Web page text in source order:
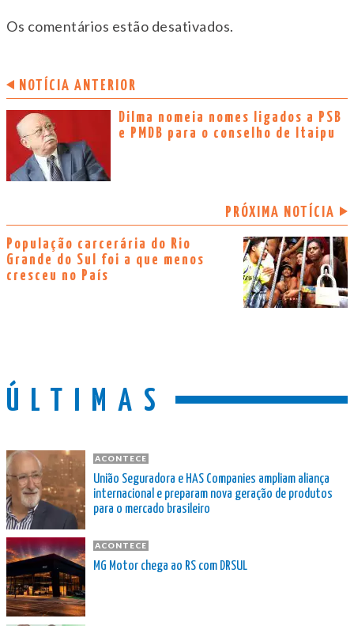
Os comentários estão desativados.
NOTÍCIA ANTERIOR
Dilma nomeia nomes ligados a PSB
e PMDB para o conselho de Itaipu
PRÓXIMA NOTÍCIA
População carcerária do Rio
Grande do Sul foi a que menos
cresceu no País
ÚLTIMAS
ACONTECE
União Seguradora e HAS Companies ampliam aliança
internacional e preparam nova geração de produtos
para o mercado brasileiro
ACONTECE
MG Motor chega ao RS com DRSUL